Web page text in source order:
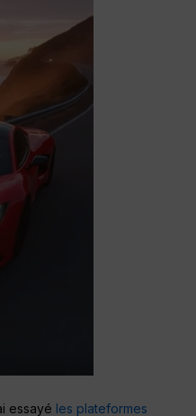
essayé les plateformes